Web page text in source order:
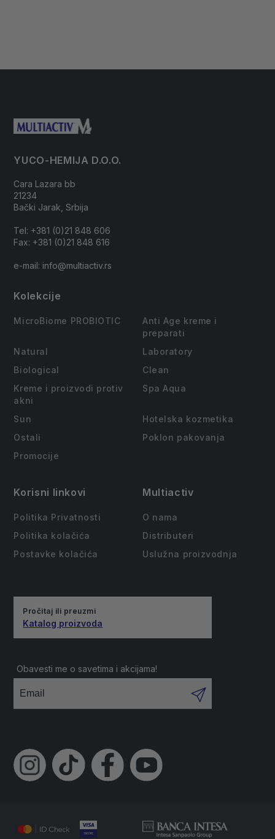
YUCO-HEMIJA D.O.O.
Cara Lazara bb
21234
Bački Jarak, Srbija
Tel: +381 (0)21 848 606
Fax: +381 (0)21 848 616
e-mail: info@multiactiv.rs
Kolekcije
MicroBiome PROBIOTIC
Anti Age kreme i
preparati
Natural
Laboratory
Biological
Clean
Kreme i proizvodi protiv
akni
Spa Aqua
Sun
Hotelska kozmetika
Ostali
Poklon pakovanja
Promocije
Korisni linkovi
Politika Privatnosti
Politika kolačića
Postavke kolačića
Multiactiv
O nama
Distributeri
Uslužna proizvodnja
Pročitaj ili preuzmi
Katalog proizvoda
Obavesti me o savetima i akcijama!